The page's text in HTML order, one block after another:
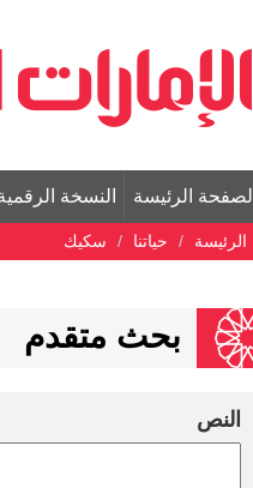
الصفحة الرئيسة النسخة
الرئيسة حياتنا سكيك
بحث متقدم
النص